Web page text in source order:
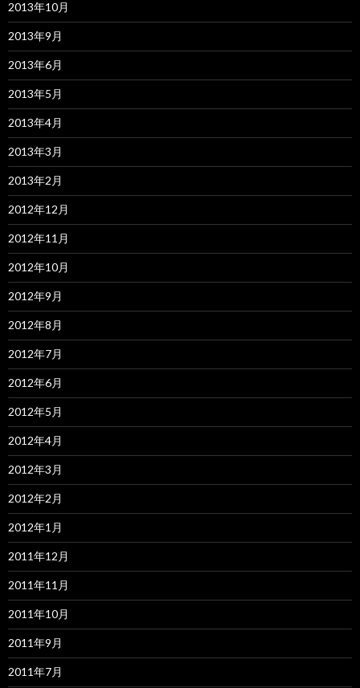
2013年10月
2013年9月
2013年6月
2013年5月
2013年4月
2013年3月
2013年2月
2012年12月
2012年11月
2012年10月
2012年9月
2012年8月
2012年7月
2012年6月
2012年5月
2012年4月
2012年3月
2012年2月
2012年1月
2011年12月
2011年11月
2011年10月
2011年9月
2011年7月